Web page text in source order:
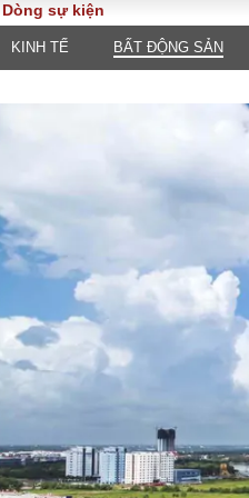
TOÀN CẢNH
Thế giới
ĐA CHIỀU
Quan điểm
Dòng sự kiện
KINH TẾ BẤT ĐỘNG SẢN